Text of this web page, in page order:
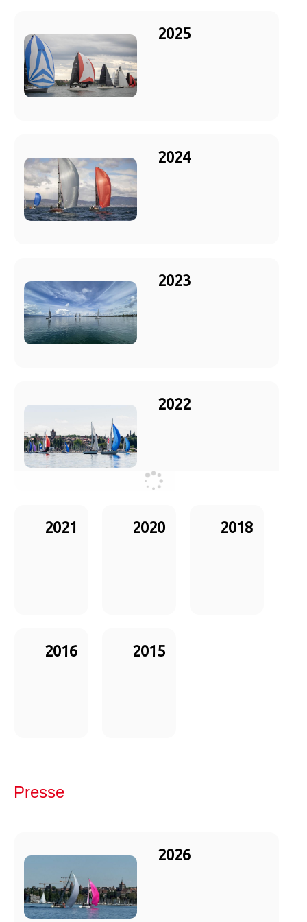
2025
2024
2023
2022
2021 2020 2018
2016 2015
Presse
2026